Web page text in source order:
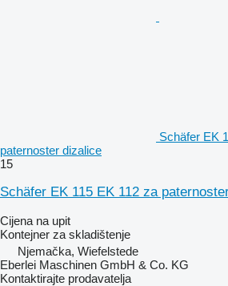
Schäfer EK
paternoster dizalice
15
Schäfer EK 115 EK 112 za
Cijena na upit
Kontejner za skladištenje
Njemačka, Wiefelstede
Eberlei Maschinen GmbH & Co. KG
Kontaktirajte prodavatelja